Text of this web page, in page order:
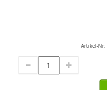
Artikel-Nr: